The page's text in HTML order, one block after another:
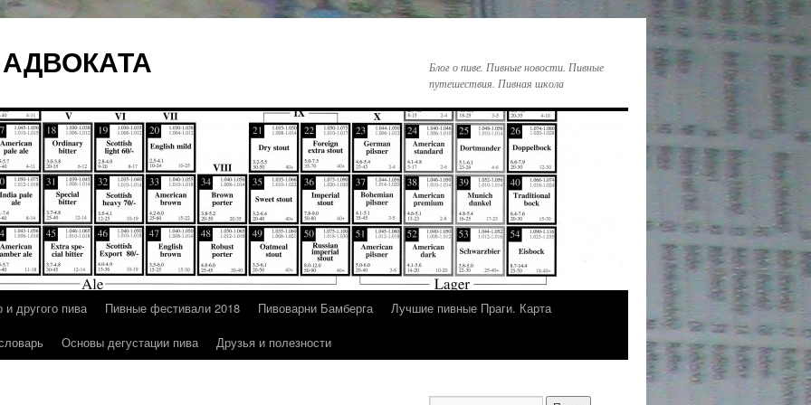
Блог о пиве. Пивные новости. Пивные
путешествия. Пивная школа
другого пива Пивные фестивали 2018 Пивоварни Бамберга
Лучшие пивные Праги. Карта
Основы дегустации пива Друзья и полезности